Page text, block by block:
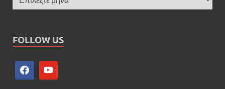
FOLLOW US